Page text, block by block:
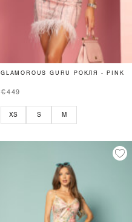
GLAMOROUS GURU РОКЛЯ - PINK
€449
XS S M